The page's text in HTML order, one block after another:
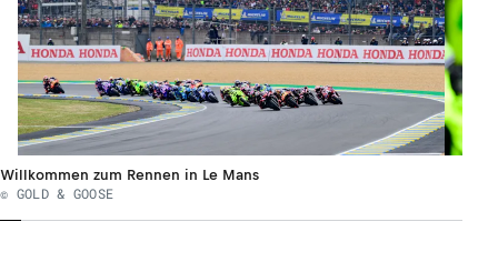
Willkommen zum Rennen in Le Mans
© GOLD & GOOSE